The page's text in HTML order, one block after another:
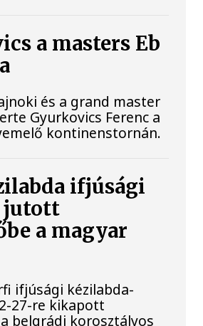
a masters Eb
és a grand master
Gyurkovics Ferenc a
kontinenstornán.
ifjúsági
jutott
a magyar
ifjúsági kézilabda-
27-re kikapott
belgrádi korosztályos